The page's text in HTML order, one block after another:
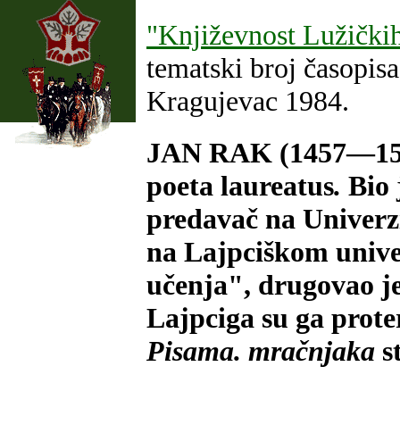
"Književnost
tematski broj
Kragujevac 1984.
JAN RAK
poeta laureatus. Bio
predavač na
na Lajpciškom
učenja", drugovao
Lajpciga su ga
Pisama. mračnjaka